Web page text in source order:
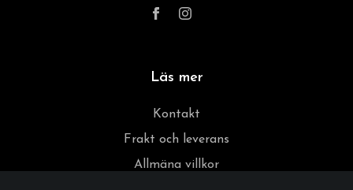
Läs mer
Kontakt
Frakt och leverans
Allmäna villkor